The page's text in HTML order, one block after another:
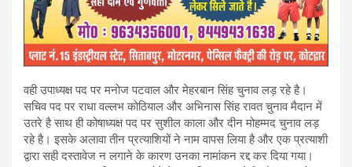
वही उपाध्यक्ष पद पर मनोज पटवाल और मेहरबान सिंह चुनाव लड़ रहे है।
सचिव पद पर राधा वल्लभ कोठियाल और अभिनास सिंह रावत चुनाव मैदान में
उतरे है साथ ही कोषाध्यक्ष पद पर सुशील काला और दीन मोहम्मद चुनाव लड़
रहे है। इसके अलावा तीन प्रत्याशियों ने नाम वापस लिया है और एक प्रत्याशी
द्वारा सही दस्तावेज न लगाने के कारण उनका नामांकन रद्द कर दिया गया।